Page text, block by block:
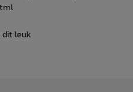
dit leuk